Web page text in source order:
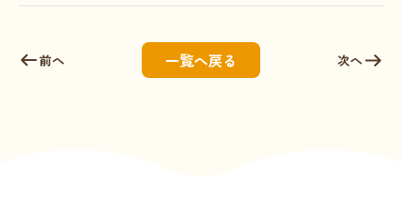
前へ 一覧へ戻る 次へ